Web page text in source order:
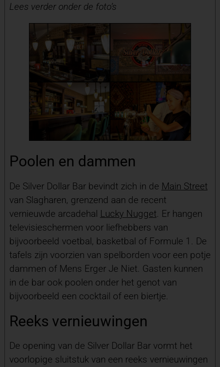
Lees verder onder de foto’s
Poolen en dammen
De Silver Dollar Bar bevindt zich in de Main Street
van Slagharen, grenzend aan de recent
vernieuwde arcadehal Lucky Nugget . Er hangen
televisieschermen voor liefhebbers van
bijvoorbeeld voetbal, basketbal of Formule 1. De
tafels zijn voorzien van spelborden voor een potje
dammen of Mens Erger Je Niet. Gasten kunnen
in de bar ook poolen onder het genot van
bijvoorbeeld een cocktail of een biertje.
Reeks vernieuwingen
De opening van de Silver Dollar Bar vormt het
voorlopige sluitstuk van een reeks vernieuwingen